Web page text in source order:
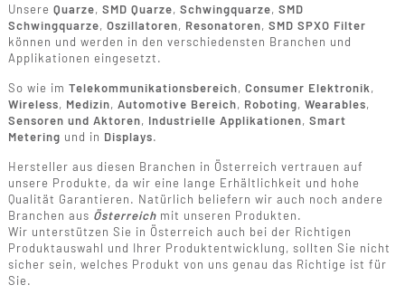
Unsere Quarze, SMD Quarze, Schwingquarze, SMD
Schwingquarze, Oszillatoren, Resonatoren, SMD SPXO Filter
können und werden in den verschiedensten Branchen und
Applikationen eingesetzt.
So wie im Telekommunikationsbereich, Consumer Elektronik,
Wireless, Medizin, Automotive Bereich, Roboting, Wearables,
Sensoren und Aktoren, Industrielle Applikationen, Smart
Metering und in Displays.
Hersteller aus diesen Branchen in Österreich vertrauen auf
unsere Produkte, da wir eine lange Erhältlichkeit und hohe
Qualität Garantieren. Natürlich beliefern wir auch noch andere
Branchen aus Österreich mit unseren Produkten.
Wir unterstützen Sie in Österreich auch bei der Richtigen
Produktauswahl und Ihrer Produktentwicklung, sollten Sie nicht
sicher sein, welches Produkt von uns genau das Richtige ist für
Sie.